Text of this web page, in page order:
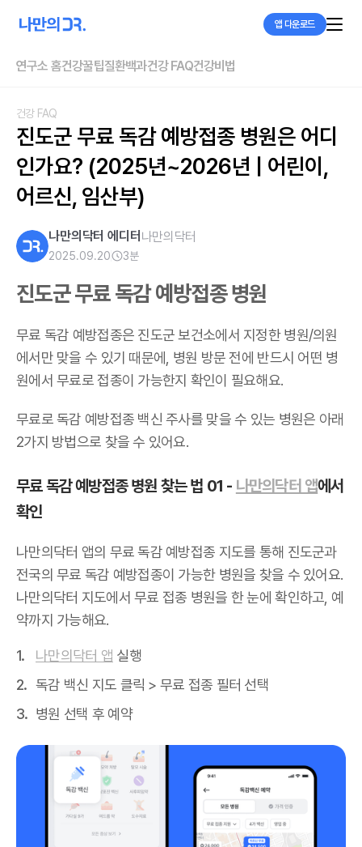
앱 다운로드
연구소 홈건강꿀팁질환백과건강 FAQ건강비법
건강 FAQ
진도군 무료 독감 예방접종 병원은 어디
인가요? (2025년~2026년 | 어린이,
어르신, 임산부)
나만의닥터 에디터 나만의닥터
2025.09.20 3분
진도군 무료 독감 예방접종 병원
무료 독감 예방접종은 진도군 보건소에서 지정한 병원/의원
에서만 맞을 수 있기 때문에, 병원 방문 전에 반드시 어떤 병
원에서 무료로 접종이 가능한지 확인이 필요해요.
무료로 독감 예방접종 백신 주사를 맞을 수 있는 병원은 아래
2가지 방법으로 찾을 수 있어요.
무료 독감 예방접종 병원 찾는 법 01 - 나만의닥터 앱에서
확인
나만의닥터 앱의 무료 독감 예방접종 지도를 통해 진도군과
전국의 무료 독감 예방접종이 가능한 병원을 찾을 수 있어요.
나만의닥터 지도에서 무료 접종 병원을 한 눈에 확인하고, 예
약까지 가능해요.
나만의닥터 앱 실행
독감 백신 지도 클릭 > 무료 접종 필터 선택
병원 선택 후 예약